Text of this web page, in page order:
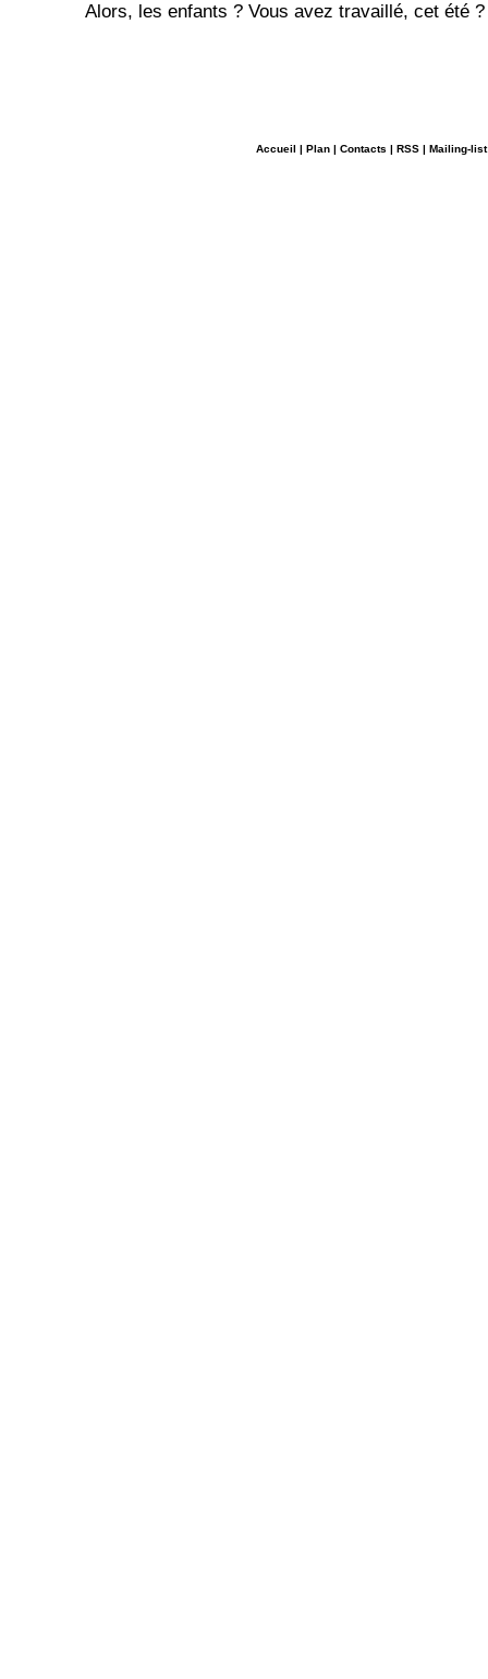
Alors, les enfants ? Vous avez travaillé, cet été ?
Accueil | Plan | Contacts | RSS | Mailing-list